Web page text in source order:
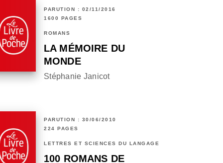
PARUTION : 02/11/2016
1600 PAGES
ROMANS
LA MÉMOIRE DU
MONDE
Stéphanie Janicot
PARUTION : 30/06/2010
224 PAGES
LETTRES ET SCIENCES DU LANGAGE
100 ROMANS DE